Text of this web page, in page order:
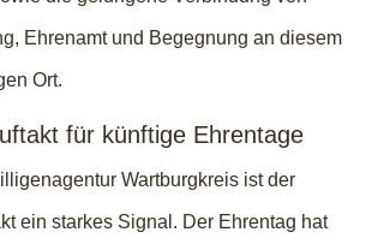
Ehrenamt und Begegnung an diesem
Ort.
für künftige Ehrentage
Wartburgkreis ist der
ein starkes Signal. Der Ehrentag hat